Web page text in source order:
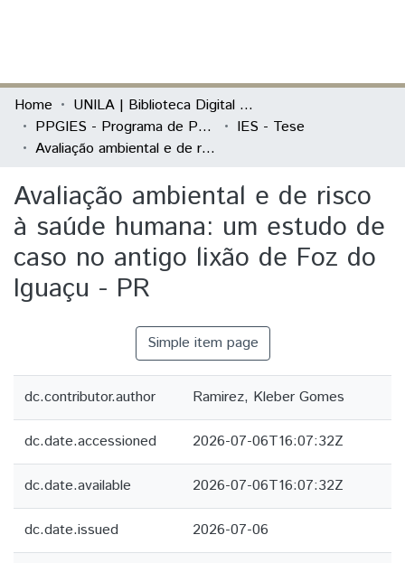
Communities & Collections
All of DSpace
Home
UNILA | Biblioteca Digital de Dissertações e Teses
PPGIES - Programa de Pós-Graduação Interdisciplinar em Energia e Sustentabilidade
IES - Tese
Avaliação ambiental e de risco à saúde humana: um estudo de caso no antigo lixão de Foz do Iguaçu - PR
Avaliação ambiental e de risco
à saúde humana: um estudo de
caso no antigo lixão de Foz do
Iguaçu - PR
Simple item page
dc.contributor.author Ramirez, Kleber Gomes
dc.date.accessioned 2026-07-06T16:07:32Z
dc.date.available 2026-07-06T16:07:32Z
dc.date.issued 2026-07-06